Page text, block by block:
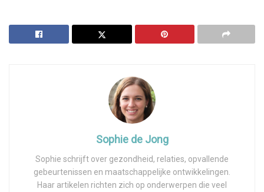
Sophie de Jong
Sophie schrijft over gezondheid, relaties, opvallende
gebeurtenissen en maatschappelijke ontwikkelingen.
Haar artikelen richten zich op onderwerpen die veel